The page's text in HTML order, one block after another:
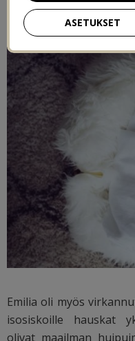
missä vauva hymyilee
Emilia oli myös
isosiskoille hauskat
olivat maailman
ASETUKSET